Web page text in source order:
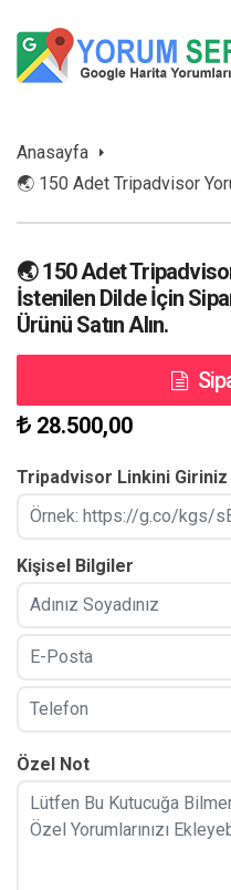
Anasayfa
🌏 150 Adet Tripadvisor
🌏 150 Adet
İstenilen Dilde İçin
Ürünü Satın Alın.
28.500,00
Tripadvisor Linkini Giriniz
Kişisel Bilgiler
Özel Not